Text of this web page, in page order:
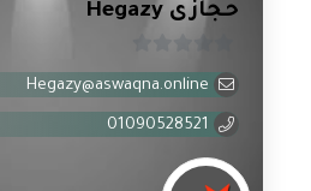
حجازى Hegazy
0
من
5
Hegazy@aswaqna.online